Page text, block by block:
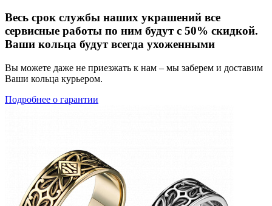
Весь срок службы наших украшений все
сервисные работы по ним будут с 50% скидкой.
Ваши кольца будут всегда ухоженными
Вы можете даже не приезжать к нам – мы заберем и доставим
Ваши кольца курьером.
Подробнее о гарантии